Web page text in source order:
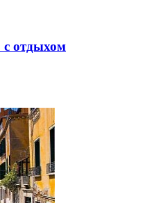
отдыхом